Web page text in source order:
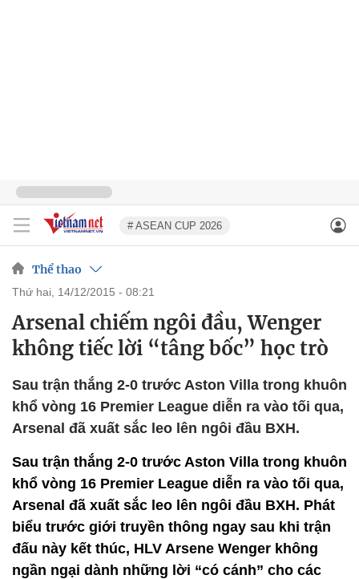
# ASEAN CUP 2026
Thể thao
thứ hai, 14/12/2015 - 08:21
Arsenal chiếm ngôi đầu, Wenger
không tiếc lời “tâng bốc” học trò
Sau trận thắng 2-0 trước Aston Villa trong khuôn
khổ vòng 16 Premier League diễn ra vào tối qua,
Arsenal đã xuất sắc leo lên ngôi đầu BXH.
Sau trận thắng 2-0 trước Aston Villa trong khuôn
khổ vòng 16 Premier League diễn ra vào tối qua,
Arsenal đã xuất sắc leo lên ngôi đầu BXH. Phát
biểu trước giới truyền thông ngay sau khi trận
đấu này kết thúc, HLV Arsene Wenger không
ngần ngại dành những lời “có cánh” cho các